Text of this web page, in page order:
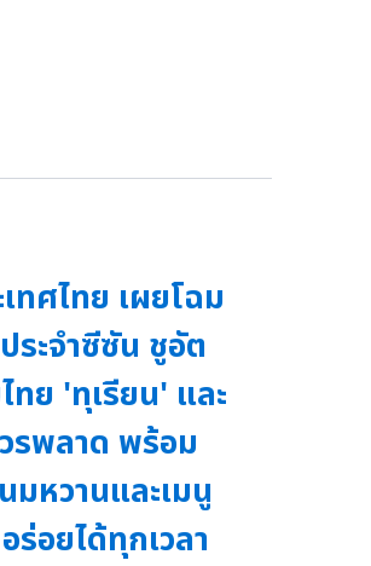
ทศไทย เผยโฉม
ระจำซีซัน ชูอัต
ย 'ทุเรียน' และ
รพลาด พร้อม
หวานและเมนู
ร่อยได้ทุกเวลา